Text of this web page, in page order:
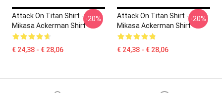
Attack On Titan Shirt -
Mikasa Ackerman Shirt
€ 24,38 - € 28,06
-20%
Attack On Titan Shirt -
Mikasa Ackerman Shirt
€ 24,38 - € 28,06
-20%